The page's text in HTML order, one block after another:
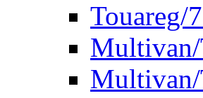
Touareg/
Multivan/